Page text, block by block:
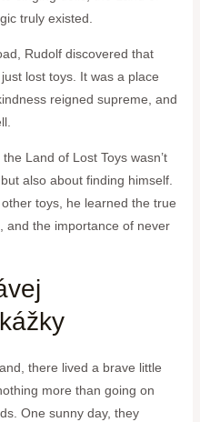
truly existed.
Rudolf discovered that
lost toys. It was a place
reigned ⁣supreme, and
Land of Lost Toys wasn’t
also about finding himself.
toys, he learned the true
and the importance of never
there lived a brave little
more than⁣ going on
One sunny day,‍ they